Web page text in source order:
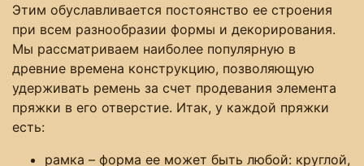
Этим обуславливается постоянство ее строения
при всем разнообразии формы и декорирования.
Мы рассматриваем наиболее популярную в
древние времена конструкцию, позволяющую
удерживать ремень за счет продевания элемента
пряжки в его отверстие. Итак, у каждой пряжки
есть:
рамка – форма ее может быть любой: круглой,